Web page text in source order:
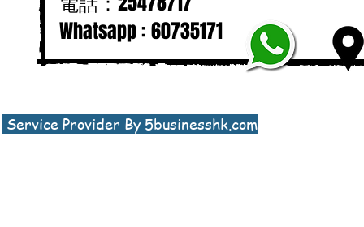
Whatsapp : 60735171
Service Provider By 5businesshk.com